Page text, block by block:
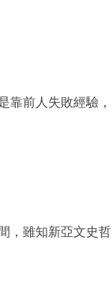
靠前人失敗經驗，
，雖知新亞文史哲